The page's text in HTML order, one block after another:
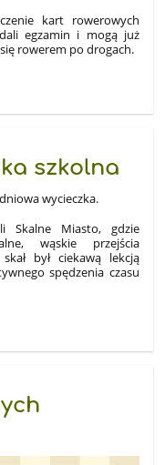
kart rowerowych
egzamin i mogą już
rowerem po drogach.
szkolna
wycieczka.
Skalne Miasto, gdzie
wąskie przejścia
był ciekawą lekcją
spędzenia czasu